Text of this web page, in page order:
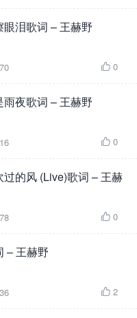
眼泪歌词 – 王赫野
 0
雨夜歌词 – 王赫野
 0
过的风 (Live)歌词 – 王赫
 0
– 王赫野
 2